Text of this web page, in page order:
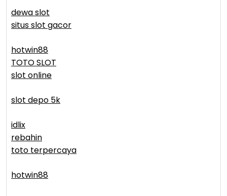
dewa slot
situs slot gacor
hotwin88
TOTO SLOT
slot online
slot depo 5k
idlix
rebahin
toto terpercaya
hotwin88